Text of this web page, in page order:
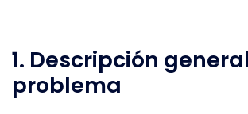
1. Descripción
problema